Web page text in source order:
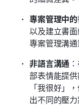
專案管理中
以及建立書
專案管理溝
非語言溝通
部表情能提
「我很好」
出不同的壓力